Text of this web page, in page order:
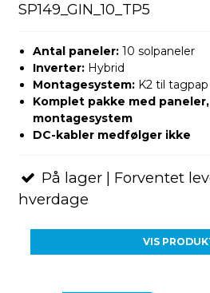
SP149_GIN_10_TP5
Antal paneler:10 solpaneler
Inverter:Hybrid
Montagesystem:K2 til tagpap
Komplet pakke med
montagesystem
DC-kabler medfølger ikke
På lager | Forventet
hverdage
VIS